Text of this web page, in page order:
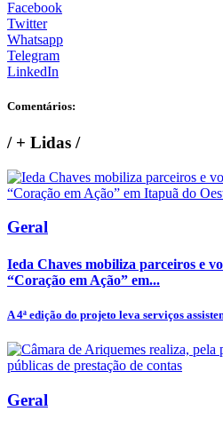
Facebook
Twitter
Whatsapp
Telegram
LinkedIn
Comentários:
/+ Lidas /
Geral
Ieda Chaves mobiliza parceiros e
“Coração em Ação” em...
A 4ª edição do projeto leva serviços
Geral